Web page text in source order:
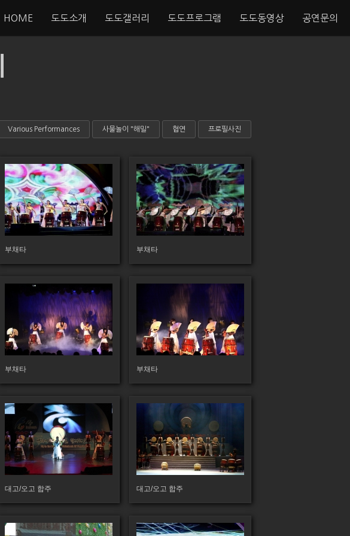
HOME 도도소개 도도갤러리 도도프로그램 도도동영상 공연문의
Various Performances 사물놀이 "해밀" 협연 프로필사진
부채타
189
부채타
188
부채타
148
부채타
대고/오고 합주
166
대고/오고 합주
212